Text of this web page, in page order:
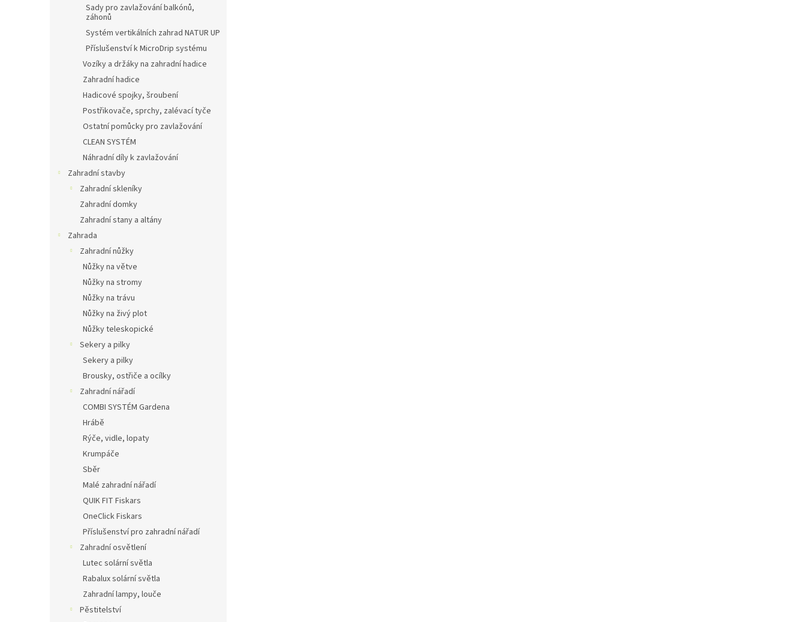
Sady pro zavlažování balkónů,
záhonů
Systém vertikálních zahrad NATUR UP
Příslušenství k MicroDrip systému
Vozíky a držáky na zahradní hadice
Zahradní hadice
Hadicové spojky, šroubení
Postřikovače, sprchy, zalévací tyče
Ostatní pomůcky pro zavlažování
CLEAN SYSTÉM
Náhradní díly k zavlažování
Zahradní stavby
Zahradní skleníky
Zahradní domky
Zahradní stany a altány
Zahrada
Zahradní nůžky
Nůžky na větve
Nůžky na stromy
Nůžky na trávu
Nůžky na živý plot
Nůžky teleskopické
Sekery a pilky
Sekery a pilky
Brousky, ostřiče a ocílky
Zahradní nářadí
COMBI SYSTÉM Gardena
Hrábě
Rýče, vidle, lopaty
Krumpáče
Sběr
Malé zahradní nářadí
QUIK FIT Fiskars
OneClick Fiskars
Příslušenství pro zahradní nářadí
Zahradní osvětlení
Lutec solární světla
Rabalux solární světla
Zahradní lampy, louče
Pěstitelství